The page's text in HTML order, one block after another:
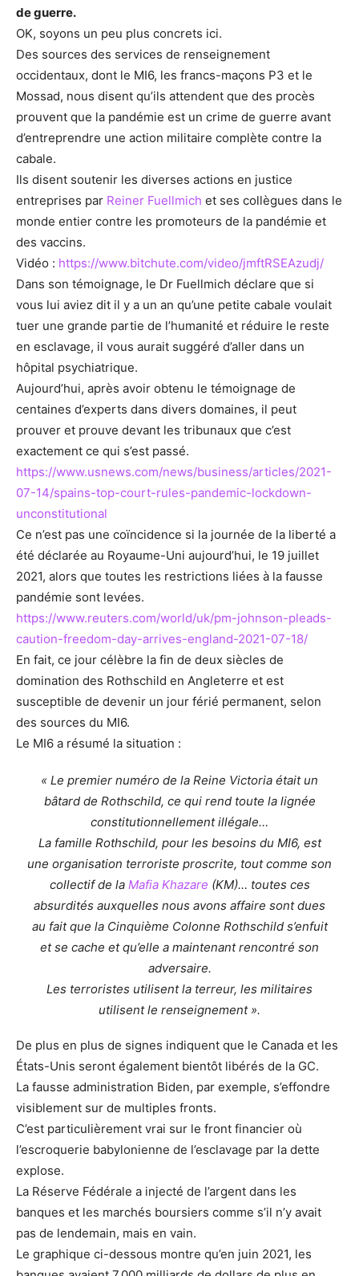
de guerre.
OK, soyons un peu plus concrets ici.
Des sources des services de renseignement
occidentaux, dont le MI6, les francs-maçons P3 et le
Mossad, nous disent qu’ils attendent que des procès
prouvent que la pandémie est un crime de guerre avant
d’entreprendre une action militaire complète contre la
cabale.
Ils disent soutenir les diverses actions en justice
entreprises par Reiner Fuellmich et ses collègues dans le
monde entier contre les promoteurs de la pandémie et
des vaccins.
Vidéo : https://www.bitchute.com/video/jmftRSEAzudj/
Dans son témoignage, le Dr Fuellmich déclare que si
vous lui aviez dit il y a un an qu’une petite cabale voulait
tuer une grande partie de l’humanité et réduire le reste
en esclavage, il vous aurait suggéré d’aller dans un
hôpital psychiatrique.
Aujourd’hui, après avoir obtenu le témoignage de
centaines d’experts dans divers domaines, il peut
prouver et prouve devant les tribunaux que c’est
exactement ce qui s’est passé.
https://www.usnews.com/news/business/articles/2021-
07-14/spains-top-court-rules-pandemic-lockdown-
unconstitutional
Ce n’est pas une coïncidence si la journée de la liberté a
été déclarée au Royaume-Uni aujourd’hui, le 19 juillet
2021, alors que toutes les restrictions liées à la fausse
pandémie sont levées.
https://www.reuters.com/world/uk/pm-johnson-pleads-
caution-freedom-day-arrives-england-2021-07-18/
En fait, ce jour célèbre la fin de deux siècles de
domination des Rothschild en Angleterre et est
susceptible de devenir un jour férié permanent, selon
des sources du MI6.
Le MI6 a résumé la situation :
« Le premier numéro de la Reine Victoria était un
bâtard de Rothschild, ce qui rend toute la lignée
constitutionnellement illégale…
La famille Rothschild, pour les besoins du MI6, est
une organisation terroriste proscrite, tout comme son
collectif de la Mafia Khazare (KM)… toutes ces
absurdités auxquelles nous avons affaire sont dues
au fait que la Cinquième Colonne Rothschild s’enfuit
et se cache et qu’elle a maintenant rencontré son
adversaire.
Les terroristes utilisent la terreur, les militaires
utilisent le renseignement ».
De plus en plus de signes indiquent que le Canada et les
États-Unis seront également bientôt libérés de la GC.
La fausse administration Biden, par exemple, s’effondre
visiblement sur de multiples fronts.
C’est particulièrement vrai sur le front financier où
l’escroquerie babylonienne de l’esclavage par la dette
explose.
La Réserve Fédérale a injecté de l’argent dans les
banques et les marchés boursiers comme s’il n’y avait
pas de lendemain, mais en vain.
Le graphique ci-dessous montre qu’en juin 2021, les